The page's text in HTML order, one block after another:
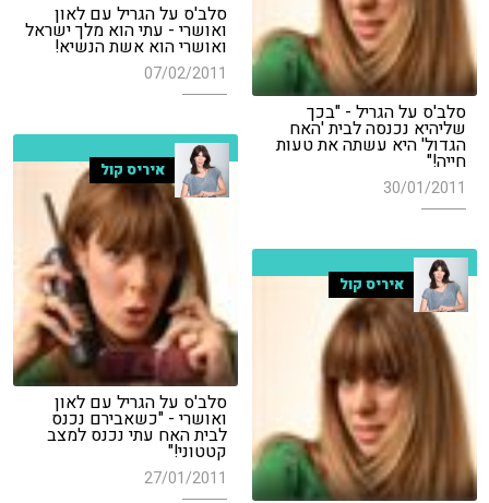
סלב'ס על הגריל עם לאון
ואושרי - עתי הוא מלך ישראל
ואושרי הוא אשת הנשיא!
07/02/2011
סלב'ס על הגריל - "בכך
שליהיא נכנסה לבית 'האח
הגדול' היא עשתה את טעות
חייה!"
30/01/2011
איריס קול
סלב'ס על הגריל עם לאון
ואושרי - "כשאבירם נכנס
לבית האח עתי נכנס למצב
קטטוני!"
27/01/2011
איריס קול